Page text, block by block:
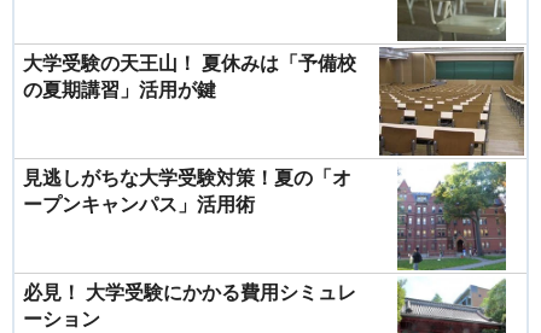
大学受験の天王山！ 夏休みは「予備校
の夏期講習」活用が鍵
見逃しがちな大学受験対策！夏の「オ
ープンキャンパス」活用術
必見！ 大学受験にかかる費用シミュレ
ーション